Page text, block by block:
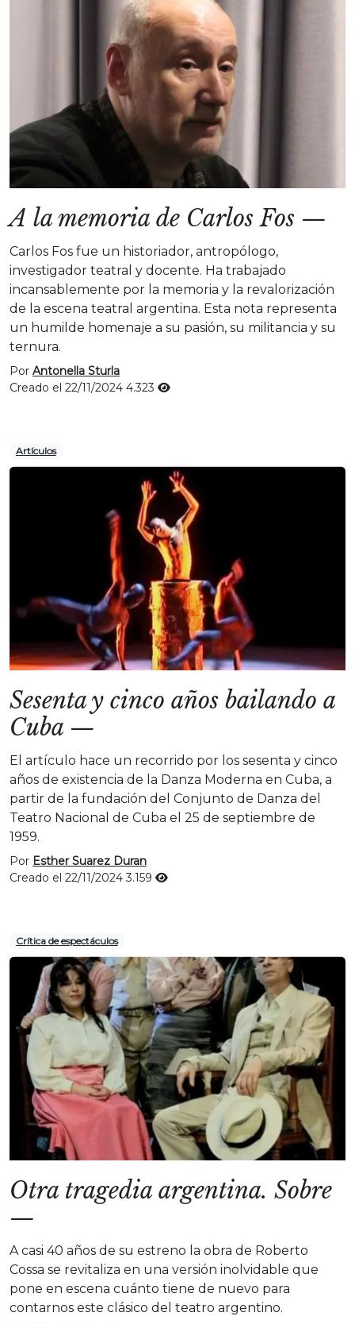
A la memoria de Carlos Fos —
Carlos Fos fue un historiador, antropólogo,
investigador teatral y docente. Ha trabajado
incansablemente por la memoria y la revalorización
de la escena teatral argentina. Esta nota representa
un humilde homenaje a su pasión, su militancia y su
ternura.
Por Antonella Sturla
Creado el 22/11/2024 4.323
Artículos
Sesenta y cinco años bailando a
Cuba —
El artículo hace un recorrido por los sesenta y cinco
años de existencia de la Danza Moderna en Cuba, a
partir de la fundación del Conjunto de Danza del
Teatro Nacional de Cuba el 25 de septiembre de
1959.
Por Esther Suarez Duran
Creado el 22/11/20243.159
Crítica de espectáculos
Otra tragedia argentina. Sobre
—
A casi 40 años de su estreno la obra de Roberto
Cossa se revitaliza en una versión inolvidable que
pone en escena cuánto tiene de nuevo para
contarnos este clásico del teatro argentino.